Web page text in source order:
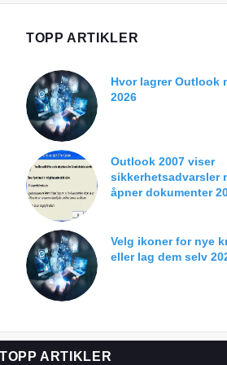
TOPP ARTIKLER
Hvor lagrer Outlook
2026
Outlook 2007 viser
sikkerhetsadvarsler
åpner dokumenter
Velg ikoner for nye
eller lag dem selv
TOPP ARTIKLER